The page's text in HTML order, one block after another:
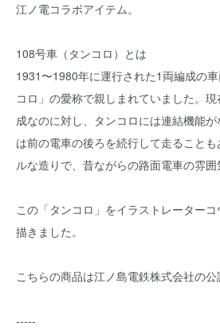
江ノ電コラボアイテム。
108号車（タンコロ）とは
1931〜1980年に運行された1両編成の
コロ」の愛称で親しまれていました。
成なのに対し、タンコロには連結機能
は前の電車の後ろを続行して走ること
ルな造りで、昔ながらの路面電車の雰囲
この「タンコロ」をイラストレーター
描きました。
こちらの商品は江ノ島電鉄株式会社の公
-----